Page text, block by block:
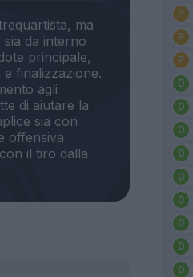
ma
da interno
principale,
finalizzazione.
agli
di aiutare la
sia con
offensiva
il tiro dalla